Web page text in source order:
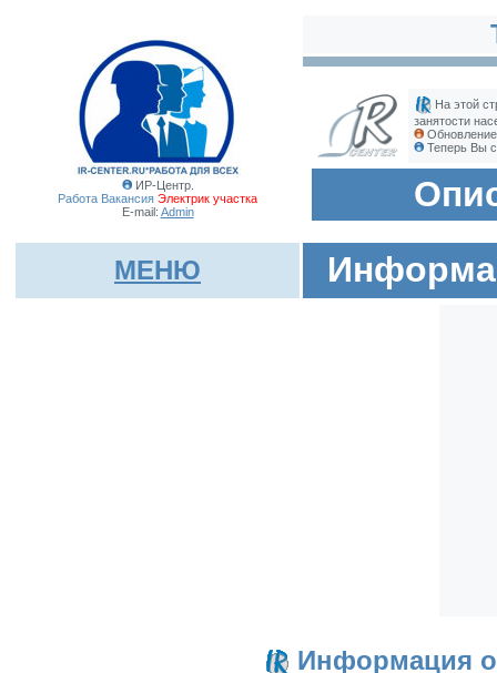
ИР-Центр.
Работа Вакансия Электрик участка
E-mail: Admin
На этой
занятости
Теперь Вы
МЕНЮ
Информация о